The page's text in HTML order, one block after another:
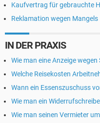
Kaufvertrag für gebrauchte
Reklamation wegen Mangels
IN DER PRAXIS
Wie man eine Anzeige
Welche Reisekosten
Wann ein Essenszuschuss
Wie man ein
Wie man seinen Vermieter